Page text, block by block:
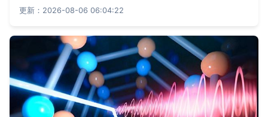
更新：2026-08-06 06:04:22